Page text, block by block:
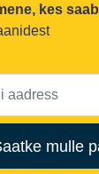
kes
mulle